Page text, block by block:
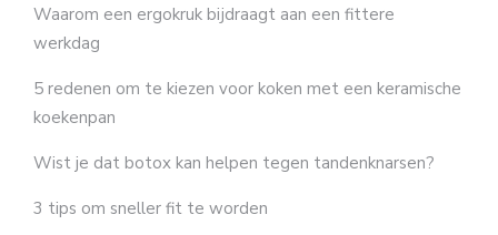
Waarom een ergokruk bijdraagt aan een fittere
werkdag
5 redenen om te kiezen voor koken met een keramische
koekenpan
Wist je dat botox kan helpen tegen tandenknarsen?
3 tips om sneller fit te worden